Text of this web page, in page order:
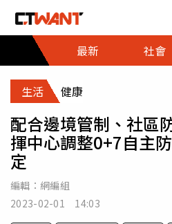
最新
社會
生活 健康
配合邊境管制、社
揮中心調整0+7自主
定
編輯： 網編組
2023-02-01 14:03